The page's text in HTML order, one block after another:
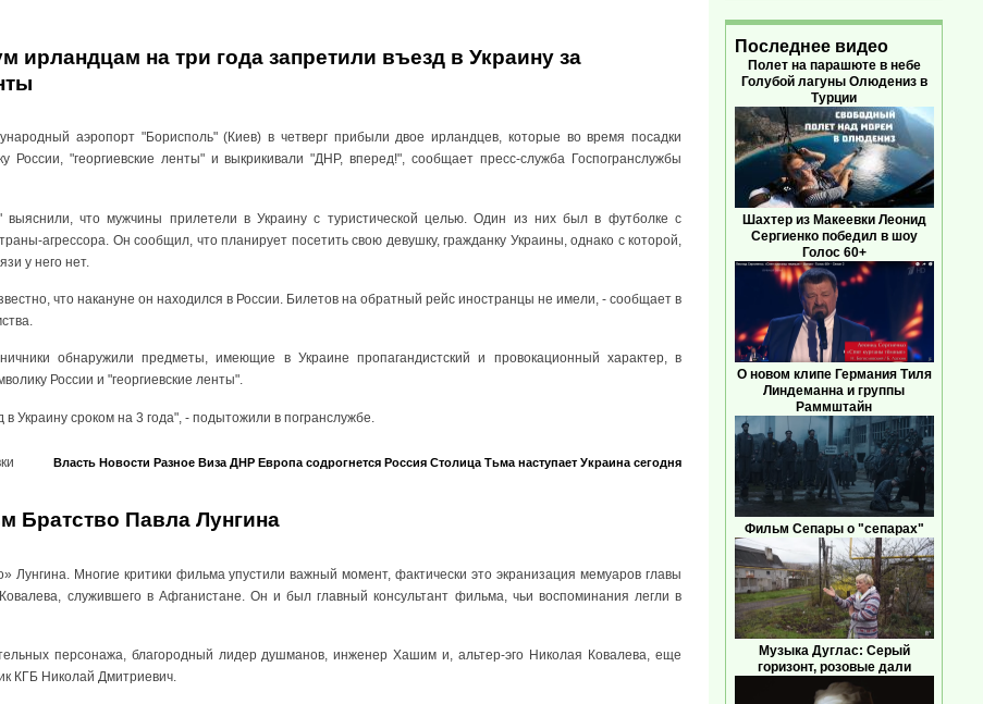
ирландцам на три года запретили въезд в Украину за
аэропорт "Борисполь" (Киев) в четверг прибыли двое ирландцев, которые во время посадки
России, "георгиевские ленты" и выкрикивали "ДНР, вперед!", сообщает пресс-служба Госпогранслужбы
выяснили, что мужчины прилетели в Украину с туристической целью. Один из них был в футболке с
агрессора. Он сообщил, что планирует посетить свою девушку, гражданку Украины, однако с которой,
у него нет.
что накануне он находился в России. Билетов на обратный рейс иностранцы не имели, - сообщает в
обнаружили предметы, имеющие в Украине пропагандистский и провокационный характер, в
России и "георгиевские ленты".
Украину сроком на 3 года", - подытожили в погранслужбе.
Власть Новости Разное Виза ДНР Европа содрогнется Россия Столица Тьма наступает Украина сегодня
Братство Павла Лунгина
Лунгина. Многие критики фильма упустили важный момент, фактически это экранизация мемуаров главы
служившего в Афганистане. Он и был главный консультант фильма, чьи воспоминания легли в
персонажа, благородный лидер душманов, инженер Хашим и, альтер-эго Николая Ковалева, еще
КГБ Николай Дмитриевич.
Последнее видео
Полет на парашюте в небе
Голубой лагуны Олюдениз в
Турции
Шахтер из Макеевки Леонид
Сергиенко победил в шоу
Голос 60+
О новом клипе Германия Тиля
Линдеманна и группы
Раммштайн
Фильм Сепары о "сепарах"
Музыка Дуглас: Серый
горизонт, розовые дали